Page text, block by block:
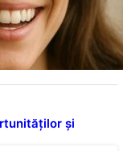
inima:
beneficiile
și